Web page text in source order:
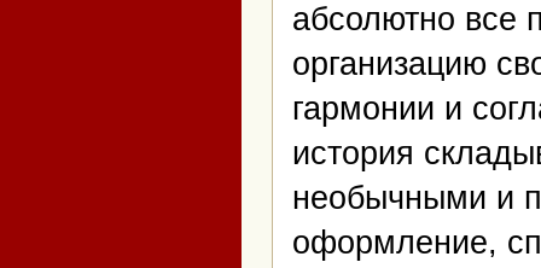
абсолютно все
организацию
гармонии и
история
необычными и
оформление,